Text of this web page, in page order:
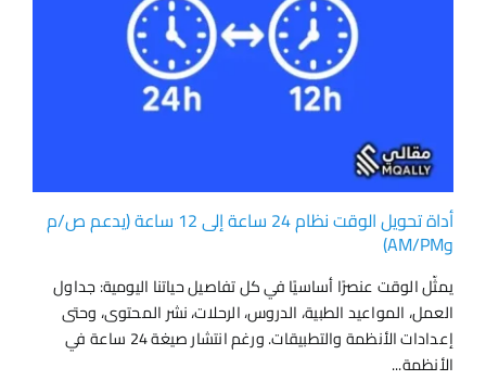
أداة تحويل الوقت نظام 24 ساعة إلى 12 ساعة (يدعم ص/م
وAM/PM)
يمثّل الوقت عنصرًا أساسيًا في كل تفاصيل حياتنا اليومية: جداول
العمل، المواعيد الطبية، الدروس، الرحلات، نشر المحتوى، وحتى
إعدادات الأنظمة والتطبيقات. ورغم انتشار صيغة 24 ساعة في
الأنظمة...